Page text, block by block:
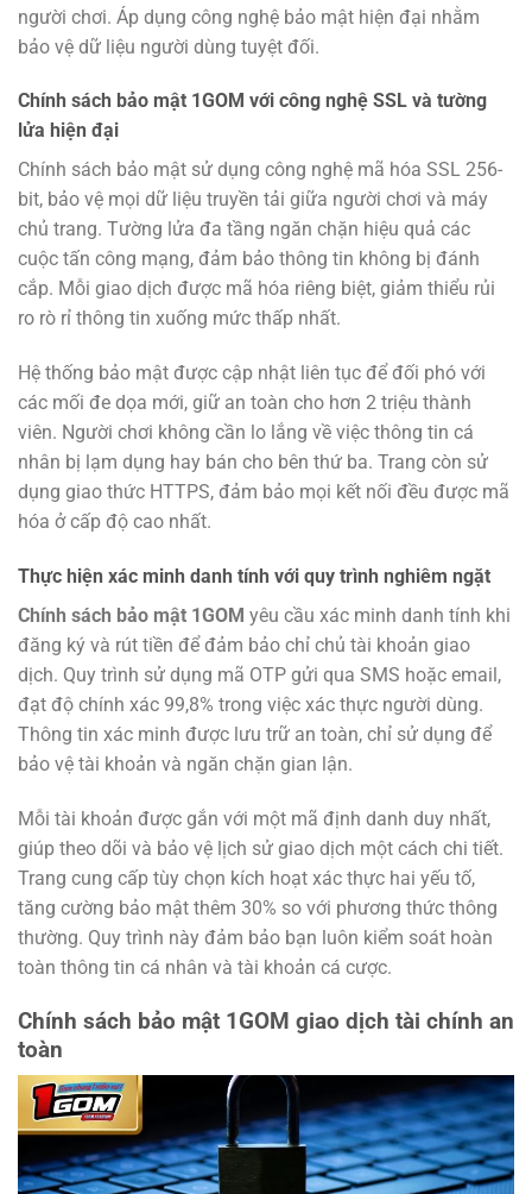
người chơi. Áp dụng công nghệ bảo mật hiện đại nhằm
bảo vệ dữ liệu người dùng tuyệt đối.
Chính sách bảo mật 1GOM với công nghệ SSL và tường
lửa hiện đại
Chính sách bảo mật sử dụng công nghệ mã hóa SSL 256-
bit, bảo vệ mọi dữ liệu truyền tải giữa người chơi và máy
chủ trang. Tường lửa đa tầng ngăn chặn hiệu quả các
cuộc tấn công mạng, đảm bảo thông tin không bị đánh
cắp. Mỗi giao dịch được mã hóa riêng biệt, giảm thiểu rủi
ro rò rỉ thông tin xuống mức thấp nhất.
Hệ thống bảo mật được cập nhật liên tục để đối phó với
các mối đe dọa mới, giữ an toàn cho hơn 2 triệu thành
viên. Người chơi không cần lo lắng về việc thông tin cá
nhân bị lạm dụng hay bán cho bên thứ ba. Trang còn sử
dụng giao thức HTTPS, đảm bảo mọi kết nối đều được mã
hóa ở cấp độ cao nhất.
Thực hiện xác minh danh tính với quy trình nghiêm ngặt
Chính sách bảo mật 1GOM yêu cầu xác minh danh tính khi
đăng ký và rút tiền để đảm bảo chỉ chủ tài khoản giao
dịch. Quy trình sử dụng mã OTP gửi qua SMS hoặc email,
đạt độ chính xác 99,8% trong việc xác thực người dùng.
Thông tin xác minh được lưu trữ an toàn, chỉ sử dụng để
bảo vệ tài khoản và ngăn chặn gian lận.
Mỗi tài khoản được gắn với một mã định danh duy nhất,
giúp theo dõi và bảo vệ lịch sử giao dịch một cách chi tiết.
Trang cung cấp tùy chọn kích hoạt xác thực hai yếu tố,
tăng cường bảo mật thêm 30% so với phương thức thông
thường. Quy trình này đảm bảo bạn luôn kiểm soát hoàn
toàn thông tin cá nhân và tài khoản cá cược.
Chính sách bảo mật 1GOM giao dịch tài chính an
toàn